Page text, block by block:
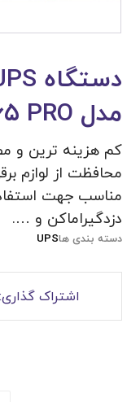
مدل STRONG HV۶۵ PRO
کم هزینه ترین و
محافظت از لوازم
مناسب جهت
دزدگیراماکن و ….
دسته بندی هاUPS